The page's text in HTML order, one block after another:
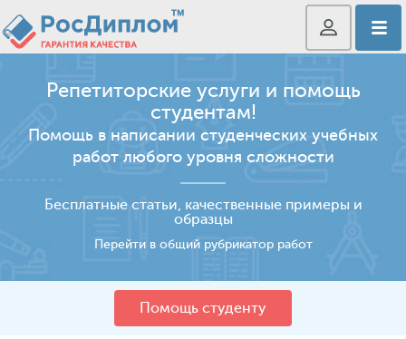
Репетиторские услуги и помощь
студентам!
Помощь в написании студенческих учебных
работ любого уровня сложности
Бесплатные статьи, качественные примеры и
образцы
Перейти в общий рубрикатор работ
Помощь студенту